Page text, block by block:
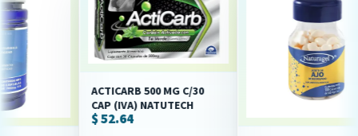
ACTICARB 500 MG C/30
CAP (IVA) NATUTECH
$ 52.64